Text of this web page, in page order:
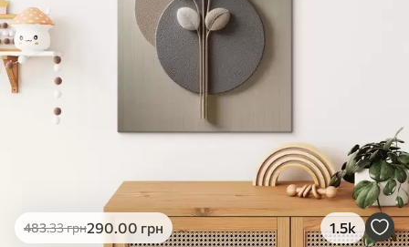
Преміум
Від363
Яскраві, насичені кольори
Стійкість до вицвітання
Безпечне чорнило без запаху
Поверхня з текстурою полотна
Еко-Преміум
.00грн
483.33грн290.00 грн 1.5k